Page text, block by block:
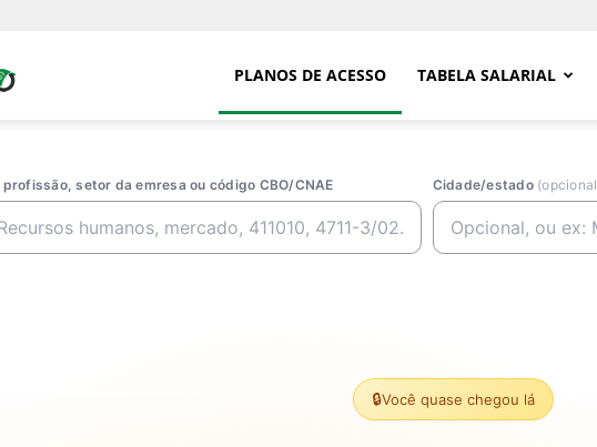
Portal PLANOS DE ACESSO TABELA SALARIAL
setor da emresa ou código CBO/CNAE Cidade/estado
🔒Você quase chegou lá